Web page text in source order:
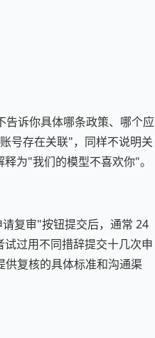
诉你具体哪条政策、哪个应
号存在关联"，同样不说明关
为"我们的模型不喜欢你"。
复审"按钮提交后，通常 24
过用不同措辞提交十几次申
复核的具体标准和沟通渠